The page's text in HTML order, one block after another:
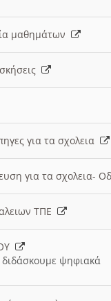
μαθημάτων
για τα σχολεια
για τα σχολεια-
ΤΠΕ
ψηφιακά